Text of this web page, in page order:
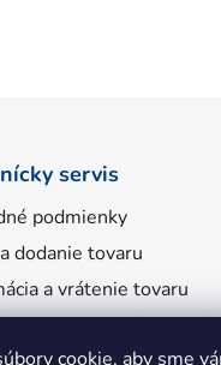
cookie, aby sme
servis
podmienky
dodanie tovaru
a vrátenie tovaru
o spracovaní